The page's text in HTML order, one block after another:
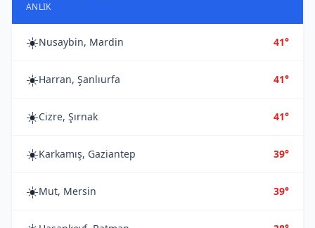
ANLIK
☀️Nusaybin, Mardin 41°
☀️Harran, Şanlıurfa 41°
☀️Cizre, Şırnak 41°
☀️Karkamış, Gaziantep 39°
☀️Mut, Mersin 39°